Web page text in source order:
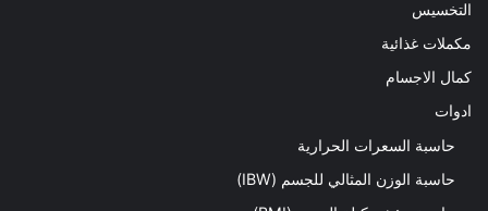
التخسيس
مكملات غذائية
كمال الاجسام
ادوات
حاسبة السعرات الحرارية
حاسبة الوزن المثالي للجسم (IBW)